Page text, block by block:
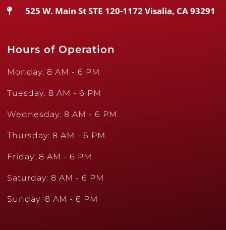
525 W. Main St STE 120-1172 Visalia, CA 93291
Hours of Operation
Monday: 8 AM - 6 PM
Tuesday: 8 AM - 6 PM
Wednesday: 8 AM - 6 PM
Thursday: 8 AM - 6 PM
Friday: 8 AM - 6 PM
Saturday: 8 AM - 6 PM
Sunday: 8 AM - 6 PM